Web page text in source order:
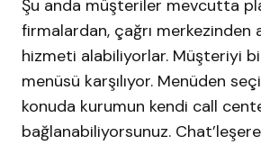
Şu anda müşteriler mevcutta
firmalardan, çağrı merkezinden
hizmeti alabiliyorlar. Müşteriyi
menüsü karşılıyor. Menüden
konuda kurumun kendi call
bağlanabiliyorsunuz.